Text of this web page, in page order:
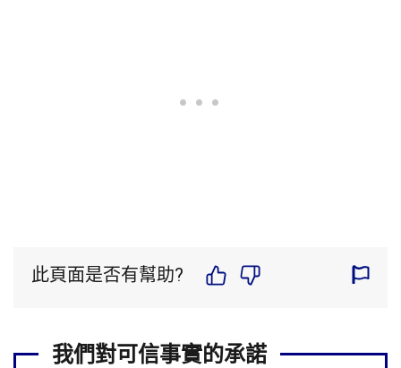
此頁面是否有幫助?
我們對可信事實的承諾